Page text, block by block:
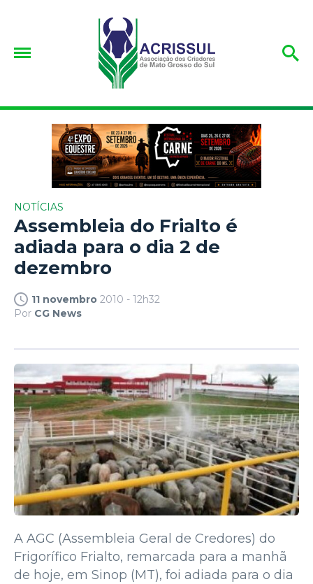
NOTÍCIAS
Assembleia do Frialto é
adiada para o dia 2 de
dezembro
11 novembro 2010 - 12h32
Por CG News
A AGC (Assembleia Geral de Credores) do
Frigorífico Frialto, remarcada para a manhã
de hoje, em Sinop (MT), foi adiada para o dia